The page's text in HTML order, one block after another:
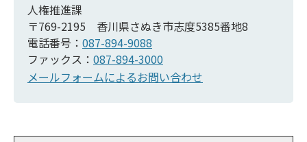
人権推進課
〒769-2195 香川県さぬき市志度5385番地8
電話番号： 087-894-9088
ファックス： 087-894-3000
メールフォームによるお問い合わせ